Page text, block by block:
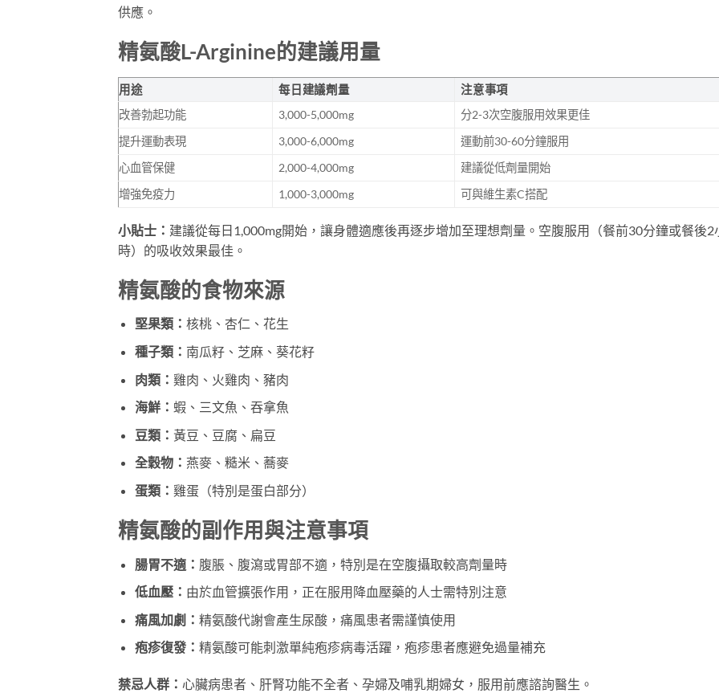
供應。
精氨酸L-Arginine的建議用量
用途 每日建議劑量
注意事項
改善勃起功能
3,000-5,000mg
分2-3次空腹服用效果更佳
提升運動表現
3,000-6,000mg
運動前30-60分鐘服用
心血管保健
2,000-4,000mg
建議從低劑量開始
增強免疫力
1,000-3,000mg 可與維生素C搭配
小貼士： 建議從每日1,000mg開始，讓身體適應後再逐步增加至理想劑量。空腹服用（餐前30分鐘或餐後2
時）的吸收效果最佳。
精氨酸的食物來源
堅果類： 核桃、杏仁、花生
種子類： 南瓜籽、芝麻、葵花籽
肉類： 雞肉、火雞肉、豬肉
海鮮： 蝦、三文魚、吞拿魚
豆類： 黃豆、豆腐、扁豆
全穀物： 燕麥、糙米、蕎麥
蛋類： 雞蛋（特別是蛋白部分）
精氨酸的副作用與注意事項
腸胃不適： 腹脹、腹瀉或胃部不適，特別是在空腹攝取較高劑量時
低血壓： 由於血管擴張作用，正在服用降血壓藥的人士需特別注意
痛風加劇： 精氨酸代謝會產生尿酸，痛風患者需謹慎使用
疱疹復發： 精氨酸可能刺激單純疱疹病毒活躍，疱疹患者應避免過量補充
禁忌人群： 心臟病患者、肝腎功能不全者、孕婦及哺乳期婦女，服用前應諮詢醫生。